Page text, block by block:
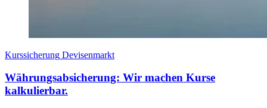
Kurssicherung Devisenmarkt
Währungsabsicherung: Wir machen Kurse
kalkulierbar.